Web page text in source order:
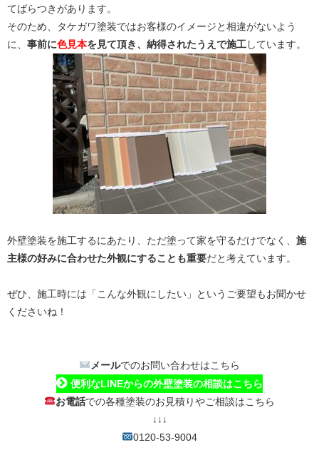
てばらつきがあります。
そのため、タケガワ塗装ではお客様のイメージと相違がないよう
に、 事前に色見本を見て頂き、納得されたうえで施工しています。
外壁塗装を施工するにあたり、ただ塗って家を守るだけでなく、 施
主様の好みに合わせた外観にすることも重要だと考えています。
ぜひ、施工時には「こんな外観にしたい」というご要望もお聞かせ
くださいね！
メールでのお問い合わせはこちら
便利なLINEからの外壁塗装の相談はこちら
お電話での各種塗装のお見積りやご相談はこちら
↓↓↓
0120-53-9004